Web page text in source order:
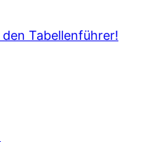
Tabellenführer!